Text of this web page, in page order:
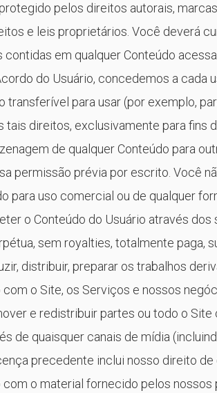
pelos direitos autorais,
e leis proprietários. Você deverá
em qualquer Conteúdo
do Usuário, concedemos a cada
transferível para usar (por exemplo,
tais direitos, exclusivamente para fins
de qualquer Conteúdo para
permissão prévia por escrito. Você
para uso comercial ou de qualquer
o Conteúdo do Usuário através
sem royalties, totalmente paga,
distribuir, preparar os trabalhos
o Site, os Serviços e nossos
e redistribuir partes ou todo o
de quaisquer canais de mídia
precedente inclui nosso direito
o material fornecido pelos